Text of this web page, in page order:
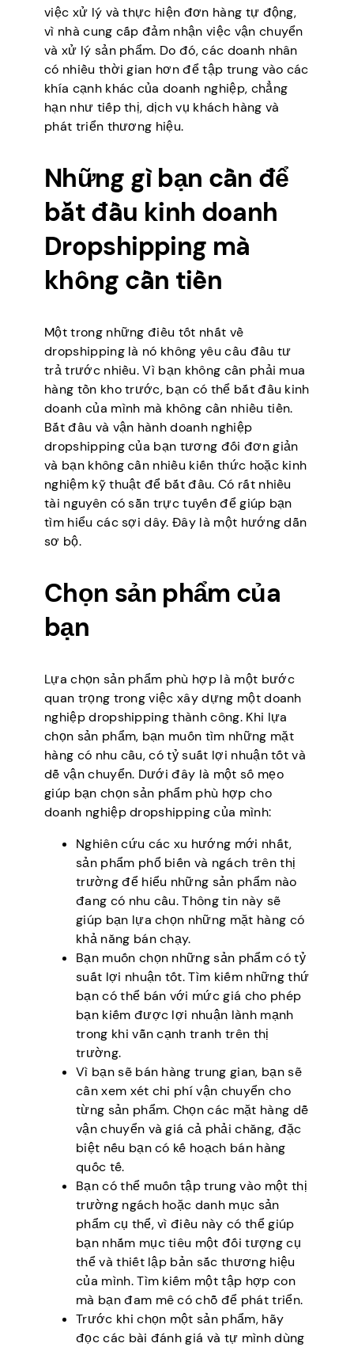
việc xử lý và thực hiện đơn hàng tự động,
vì nhà cung cấp đảm nhận việc vận chuyển
và xử lý sản phẩm. Do đó, các doanh nhân
có nhiều thời gian hơn để tập trung vào các
khía cạnh khác của doanh nghiệp, chẳng
hạn như tiếp thị, dịch vụ khách hàng và
phát triển thương hiệu.
Những gì bạn cần để
bắt đầu kinh doanh
Dropshipping mà
không cần tiền
Một trong những điều tốt nhất về
dropshipping là nó không yêu cầu đầu tư
trả trước nhiều. Vì bạn không cần phải mua
hàng tồn kho trước, bạn có thể bắt đầu kinh
doanh của mình mà không cần nhiều tiền.
Bắt đầu và vận hành doanh nghiệp
dropshipping của bạn tương đối đơn giản
và bạn không cần nhiều kiến thức hoặc kinh
nghiệm kỹ thuật để bắt đầu. Có rất nhiều
tài nguyên có sẵn trực tuyến để giúp bạn
tìm hiểu các sợi dây. Đây là một hướng dẫn
sơ bộ.
Chọn sản phẩm của
bạn
Lựa chọn sản phẩm phù hợp là một bước
quan trọng trong việc xây dựng một doanh
nghiệp dropshipping thành công. Khi lựa
chọn sản phẩm, bạn muốn tìm những mặt
hàng có nhu cầu, có tỷ suất lợi nhuận tốt và
dễ vận chuyển. Dưới đây là một số mẹo
giúp bạn chọn sản phẩm phù hợp cho
doanh nghiệp dropshipping của mình:
Nghiên cứu các xu hướng mới nhất,
sản phẩm phổ biến và ngách trên thị
trường để hiểu những sản phẩm nào
đang có nhu cầu. Thông tin này sẽ
giúp bạn lựa chọn những mặt hàng có
khả năng bán chạy.
Bạn muốn chọn những sản phẩm có tỷ
suất lợi nhuận tốt. Tìm kiếm những thứ
bạn có thể bán với mức giá cho phép
bạn kiếm được lợi nhuận lành mạnh
trong khi vẫn cạnh tranh trên thị
trường.
Vì bạn sẽ bán hàng trung gian, bạn sẽ
cần xem xét chi phí vận chuyển cho
từng sản phẩm. Chọn các mặt hàng dễ
vận chuyển và giá cả phải chăng, đặc
biệt nếu bạn có kế hoạch bán hàng
quốc tế.
Bạn có thể muốn tập trung vào một thị
trường ngách hoặc danh mục sản
phẩm cụ thể, vì điều này có thể giúp
bạn nhắm mục tiêu một đối tượng cụ
thể và thiết lập bản sắc thương hiệu
của mình. Tìm kiếm một tập hợp con
mà bạn đam mê có chỗ để phát triển.
Trước khi chọn một sản phẩm, hãy
đọc các bài đánh giá và tự mình dùng